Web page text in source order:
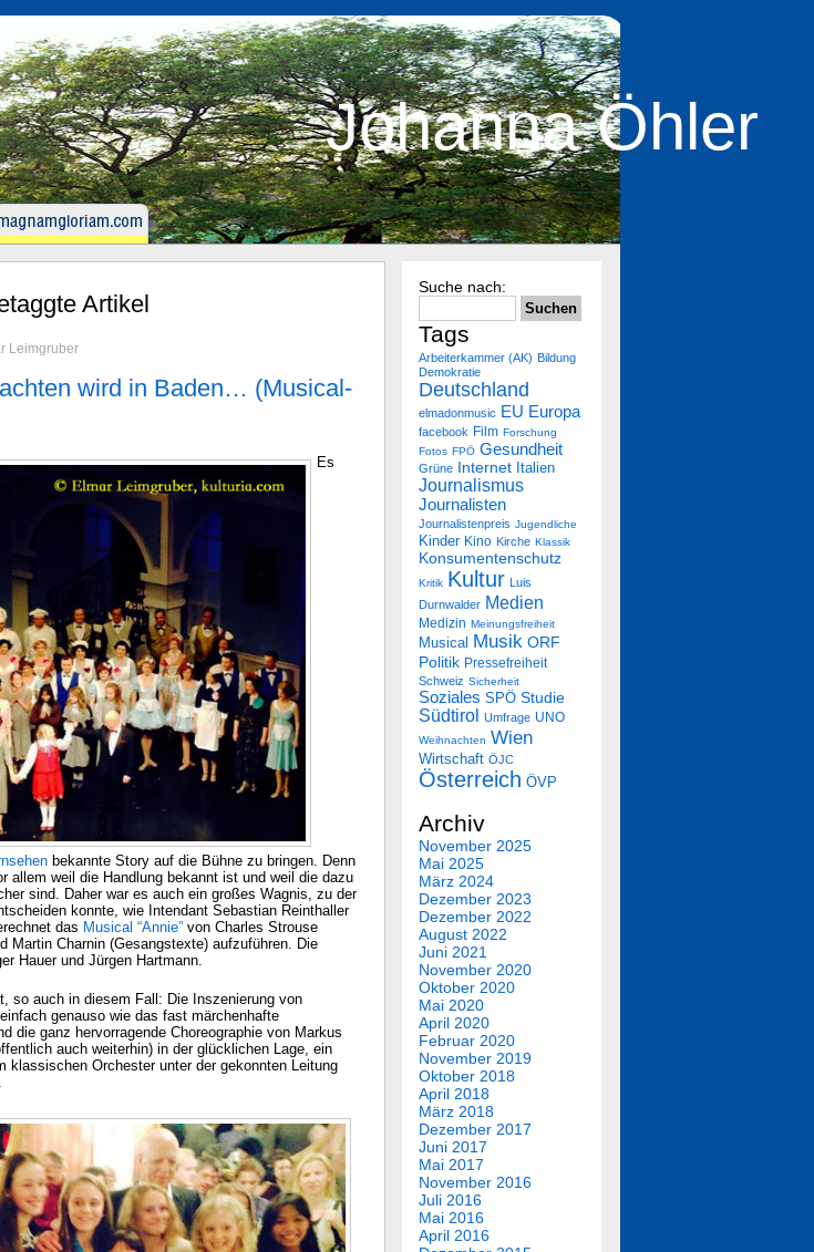
Johanna Öhler
Artikel
Leimgruber
wird in Baden… (Musical-
Es
bekannte Story auf die Bühne zu bringen. Denn
allem weil die Handlung bekannt ist und weil die dazu
sind. Daher war es auch ein großes Wagnis, zu der
konnte, wie Intendant Sebastian Reinthaller
das Musical “Annie” von Charles Strouse
Martin Charnin (Gesangstexte) aufzuführen. Die
Hauer und Jürgen Hartmann.
so auch in diesem Fall: Die Inszenierung von
genauso wie das fast märchenhafte
die ganz hervorragende Choreographie von Markus
auch weiterhin) in der glücklichen Lage, ein
klassischen Orchester unter der gekonnten Leitung
Suche nach:
Tags
Arbeiterkammer (AK) Bildung
Demokratie
Deutschland
elmadonmusic EU Europa
facebook Film Forschung
Fotos FPÖ Gesundheit
Grüne Internet Italien
Journalismus
Journalisten
Journalistenpreis Jugendliche
Kinder Kino Kirche Klassik
Konsumentenschutz
Kritik Kultur Luis
Durnwalder Medien
Medizin Meinungsfreiheit
Musical Musik ORF
Politik Pressefreiheit
Schweiz Sicherheit
Soziales SPÖ Studie
Südtirol Umfrage UNO
Weihnachten Wien
Wirtschaft ÖJC
Österreich ÖVP
Archiv
November 2025
Mai 2025
März 2024
Dezember 2023
Dezember 2022
August 2022
Juni 2021
November 2020
Oktober 2020
Mai 2020
April 2020
Februar 2020
November 2019
Oktober 2018
April 2018
März 2018
Dezember 2017
Juni 2017
Mai 2017
November 2016
Juli 2016
Mai 2016
April 2016